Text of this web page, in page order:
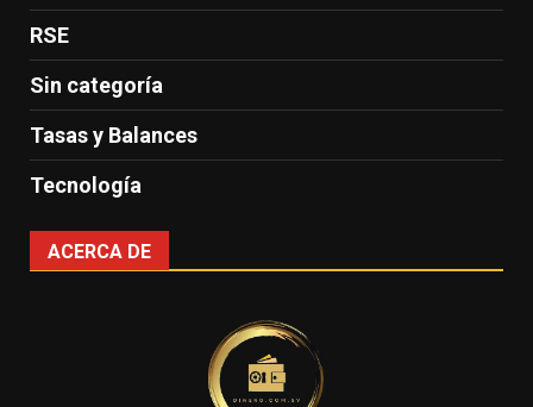
RSE
Sin categoría
Tasas y Balances
Tecnología
ACERCA DE